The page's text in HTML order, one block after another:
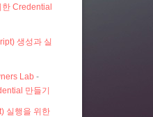
Credential
생성과 실
Lab -
만들기
실행을 위한